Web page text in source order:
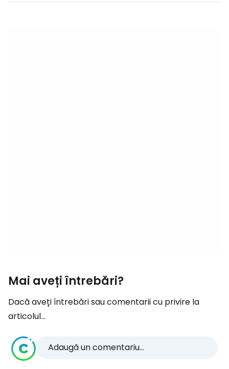
Mai aveți întrebări?
Dacă aveți întrebări sau comentarii cu privire la
articolul...
Adaugă un comentariu...